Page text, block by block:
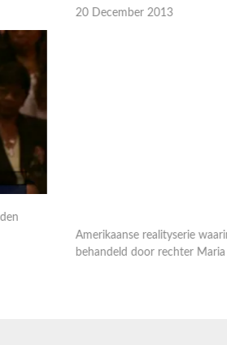
20 December 2013
behandeld door rechter Maria Lopez.